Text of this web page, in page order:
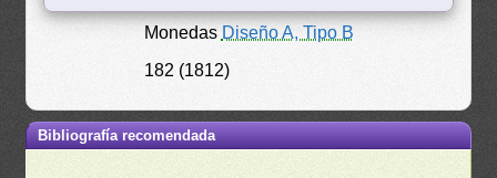
Monedas Diseño A, Tipo B
182 (1812)
Bibliografía recomendada